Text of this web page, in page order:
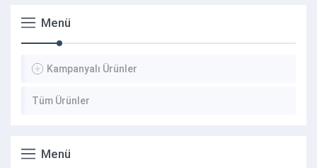
Menü
Kampanyalı Ürünler
Tüm Ürünler
Menü